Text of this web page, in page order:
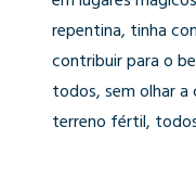
repentina, tinha
contribuir para o
todos, sem olhar a
terreno fértil,